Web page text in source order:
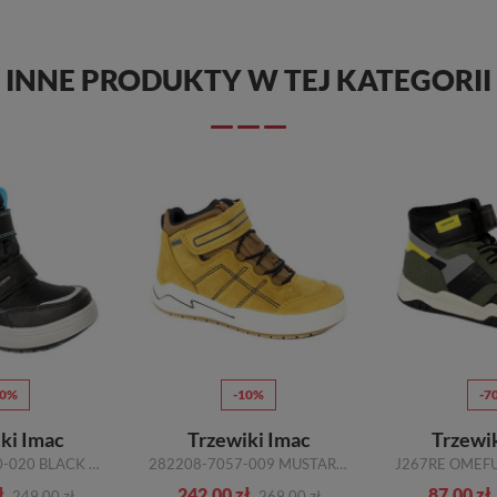
INNE PRODUKTY W TEJ KATEGORII
Imac
282199 02510-020 BLACK TURQUOISE R.25-35
-10%
Trzewiki Imac
282208-7057-009 MUSTARD BLUE
-